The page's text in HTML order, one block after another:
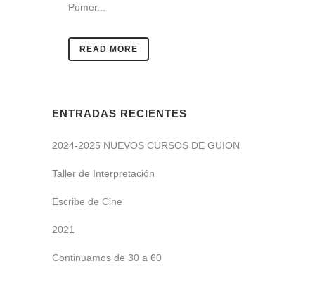
Pomer...
READ MORE
ENTRADAS RECIENTES
2024-2025 NUEVOS CURSOS DE GUION
Taller de Interpretación
Escribe de Cine
2021
Continuamos de 30 a 60